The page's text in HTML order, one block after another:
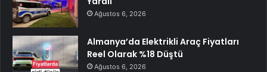
Ağustos 6, 2026
Almanya’da Elektrikli Araç Fiyatları
Reel Olarak %18 Düştü
Ağustos 6, 2026